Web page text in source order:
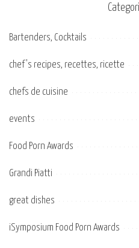
Bartenders, Cocktails
chef's recipes, recettes, ricette
chefs de cuisine
events
Food Porn Awards
Grandi Piatti
great dishes
iSymposium Food Porn Awards